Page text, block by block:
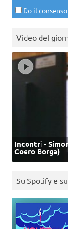
Do il
Video del
Incontri -
Coero Borga)
Su Spotify e